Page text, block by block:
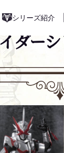
シリーズ紹介
2021年 2月
ダー